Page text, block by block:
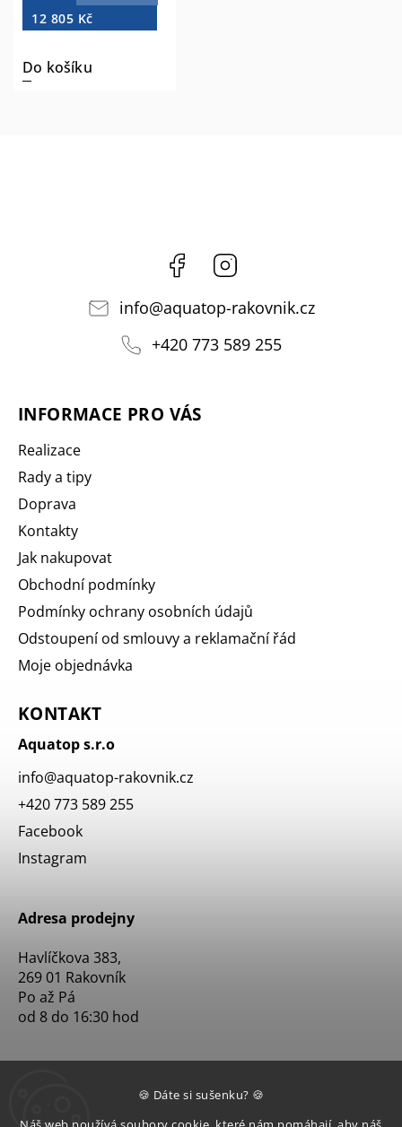
🍪 Dáte si sušenku? 🍪
12 805 Kč
Do košíku
Facebook
info@aquatop-rakovnik.cz
+420 773 589 255
INFORMACE PRO VÁS
Realizace
Rady a tipy
Doprava
Kontakty
Jak nakupovat
Obchodní podmínky
Podmínky ochrany osobních údajů
Odstoupení od smlouvy a reklamační řád
Moje objednávka
KONTAKT
Aquatop s.r.o
info@aquatop-rakovnik.cz
+420 773 589 255
Facebook
Instagram
Adresa prodejny
Havlíčkova 383,
269 01 Rakovník
Po až Pá
od 8 do 16:30 hod